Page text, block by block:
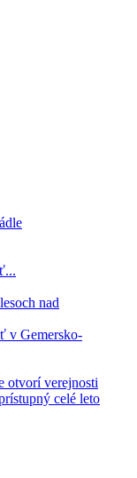
nad
v Gemersko-
otvorí verejnosti
celé leto